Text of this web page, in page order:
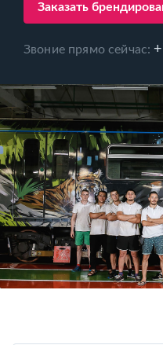
Заказать
Звоние прямо сейчас: